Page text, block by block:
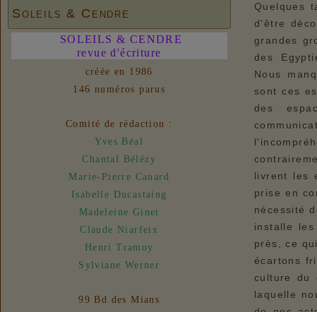
06/08/2026 :Ateliers d'écriture -
Pôle idéel / Pôle matériel 2
06/08/2026 :Ateliers d'écriture -
A. L'écriture effervescente
31/07/2026 :Ateliers d'écriture -
Liens
- Un euro ne fait
pas le printemps
31/07/2026 : - En vue n° 153
Soleils & Cendre
SOLEILS & CENDRE
revue d'écriture
créée en 1986
146 numéros parus
Comité de rédaction :
Yves Béal
Chantal Bélézy
Marie-Pierre Canard
Isabelle Ducastaing
Madeleine Ginet
Claude Niarfeix
Henri Tramoy
Sylviane Werner
99 Bd des Mians
Quelques
d'être
grandes
des
Nous
sont ces
des
livrent les
prise en
nécessité
installe
près, ce
écartons
culture du
laquelle